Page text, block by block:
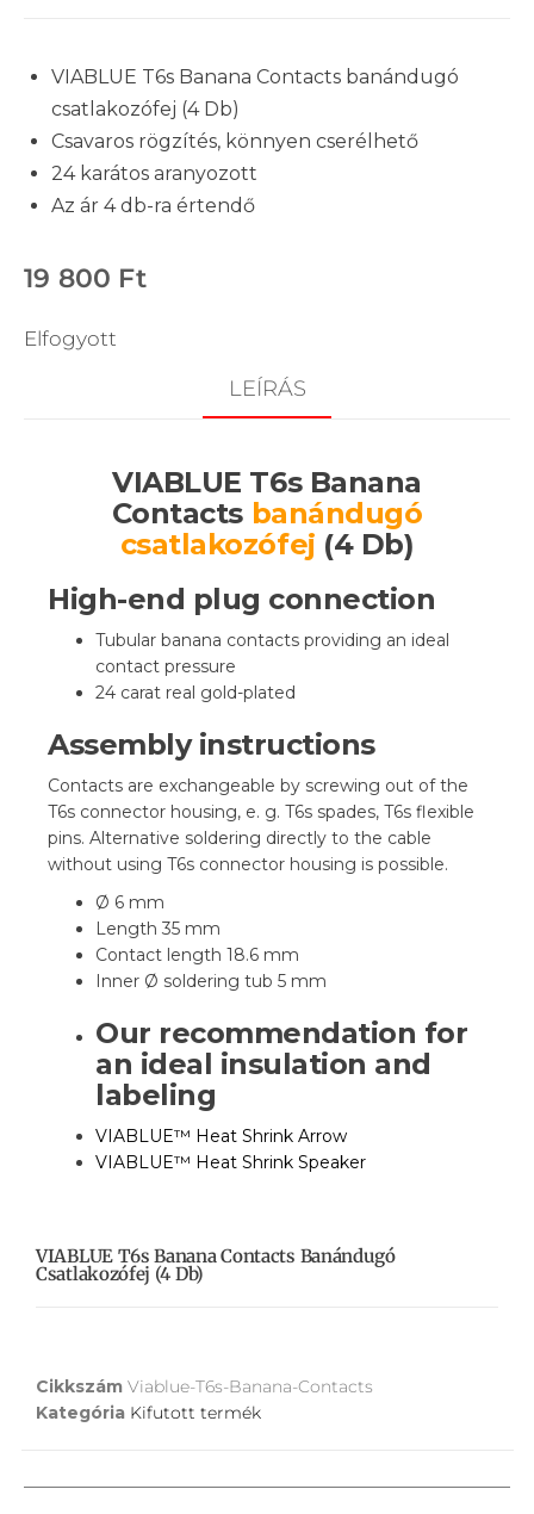
VIABLUE T6s Banana Contacts banándugó
csatlakozófej (4 Db)
Csavaros rögzítés, könnyen cserélhető
24 karátos aranyozott
Az ár 4 db-ra értendő
19 800 Ft
Elfogyott
LEÍRÁS
VIABLUE T6s Banana
Contacts banándugó
csatlakozófej (4 Db)
High-end plug connection
Tubular banana contacts providing an ideal
contact pressure
24 carat real gold-plated
Assembly instructions
Contacts are exchangeable by screwing out of the
T6s connector housing, e. g. T6s spades, T6s flexible
pins. Alternative soldering directly to the cable
without using T6s connector housing is possible.
Ø 6 mm
Length 35 mm
Contact length 18.6 mm
Inner Ø soldering tub 5 mm
Our recommendation for
an ideal insulation and
labeling
VIABLUE™ Heat Shrink Arrow
VIABLUE™ Heat Shrink Speaker
VIABLUE T6s Banana Contacts Banándugó
Csatlakozófej (4 Db)
Cikkszám Viablue-T6s-Banana-Contacts
Kategória Kifutott termék